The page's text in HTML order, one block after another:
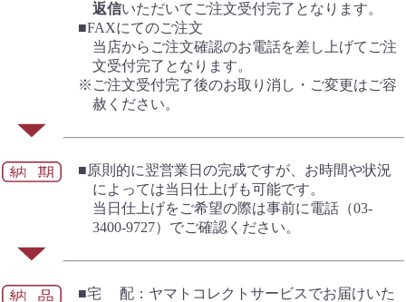
返信いただいてご注文受付完了となります。
■FAXにてのご注文
当店からご注文確認のお電話を差し上げてご注
文受付完了となります。
※ご注文受付完了後のお取り消し・ご変更はご容
赦ください。
■原則的に翌営業日の完成ですが、お時間や状況
によっては当日仕上げも可能です。
当日仕上げをご希望の際は事前に電話（03-
3400-9727）でご確認ください。
■宅 配：ヤマトコレクトサービスでお届けいた